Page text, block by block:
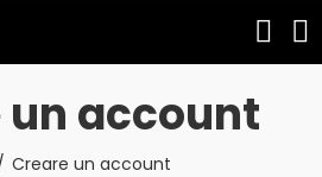
un account
Creare un account